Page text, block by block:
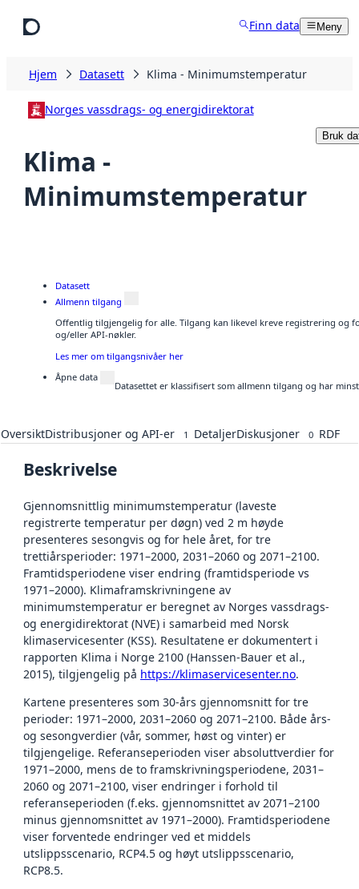
Finn data Meny
Hjem Datasett Klima - Minimumstemperatur
Norges vassdrags- og energidirektorat
Klima -
Minimumstemperatur
Bruk
Datasett
Allmenn tilgang
Offentlig tilgjengelig for alle. Tilgang kan likevel kreve registrering og
og/eller API-nøkler.
Les mer om tilgangsnivåer her
Åpne data
Datasettet er klassifisert som allmenn tilgang og har
OversiktDistribusjoner og API-er 1 DetaljerDiskusjoner 0 RDF
Beskrivelse
Gjennomsnittlig minimumstemperatur (laveste
registrerte temperatur per døgn) ved 2 m høyde
presenteres sesongvis og for hele året, for tre
trettiårsperioder: 1971–2000, 2031–2060 og 2071–2100.
Framtidsperiodene viser endring (framtidsperiode vs
1971–2000). Klimaframskrivningene av
minimumstemperatur er beregnet av Norges vassdrags-
og energidirektorat (NVE) i samarbeid med Norsk
klimaservicesenter (KSS). Resultatene er dokumentert i
rapporten Klima i Norge 2100 (Hanssen-Bauer et al.,
2015), tilgjengelig på https://klimaservicesenter.no.
Kartene presenteres som 30-års gjennomsnitt for tre
perioder: 1971–2000, 2031–2060 og 2071–2100. Både års-
og sesongverdier (vår, sommer, høst og vinter) er
tilgjengelige. Referanseperioden viser absoluttverdier for
1971–2000, mens de to framskrivningsperiodene, 2031–
2060 og 2071–2100, viser endringer i forhold til
referanseperioden (f.eks. gjennomsnittet av 2071–2100
minus gjennomsnittet av 1971–2000). Framtidsperiodene
viser forventede endringer ved et middels
utslippsscenario, RCP4.5 og høyt utslippsscenario,
RCP8.5.